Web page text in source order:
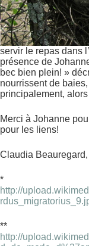
servir le repas dans
présence de
bec bien plein! »
nourrissent de
principalement,
Merci à Johanne
pour les liens!
Claudia
*
http://
**
http://